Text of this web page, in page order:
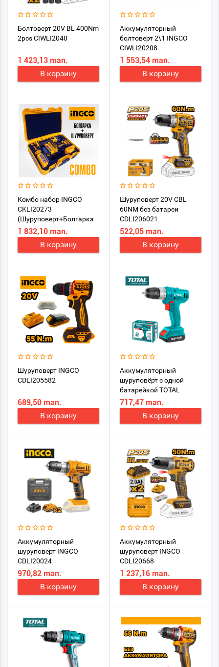
Болтоверт 20V BL 400Nm
2pcs CIWLI2040
1 423,13 man.
В корзину
Аккумуляторный
болтоверт 2\1 INGCO
CIWLI20208
1 553,54 man.
В корзину
Комбо набор INGCO
CKLI20273
(Шуруповерт+Болгарка
115мм 60 Nm)
1 832,10 man.
В корзину
Шуруповерт 20V CBL
60NM без батареи
CDLI206021
522,05 man.
В корзину
Шуруповерт INGCO
CDLI205582
689,50 man.
В корзину
Аккумуляторный
шуруповёрт с одной
батарейкой TOTAL
TDLI1211 12 V
717,47 man.
В корзину
Аккумуляторный
шуруповерт INGCO
CDLI20024
970,82 man.
В корзину
Аккумуляторный
шуруповерт INGCO
CDLI20668
1 237,16 man.
В корзину